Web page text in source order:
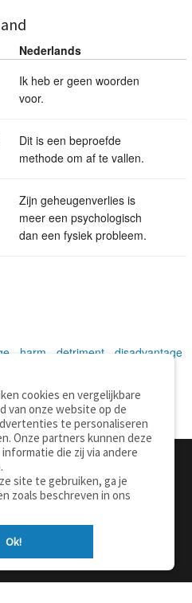
Nederlands
Ik heb er geen woorden
voor.
Dit is een beproefde
methode om af te vallen.
Zijn geheugenverlies is
meer een psychologisch
dan een fysiek probleem.
harm detriment
disadvantage
Over deze site
Privacy
cookies en vergelijkbare
van onze website op de
te personaliseren
Onze partners kunnen deze
die zij via andere
site te gebruiken, ga je
zoals beschreven in ons
Ok!